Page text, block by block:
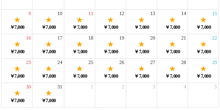
￥7,000
9
￥7,000
10
￥7,000
11
￥7,000
12
￥7,000
13
￥7,000
14
￥7,000
15
￥7,000
16
￥7,000
17
￥7,000
18
￥7,000
19
￥7,000
20
￥7,000
21
￥7,000
22
￥7,000
23
￥7,000
24
￥7,000
25
￥7,000
26
￥7,000
27
￥7,000
28
￥7,000
29
￥7,000
30
￥7,000
31 1 2 3 4 5